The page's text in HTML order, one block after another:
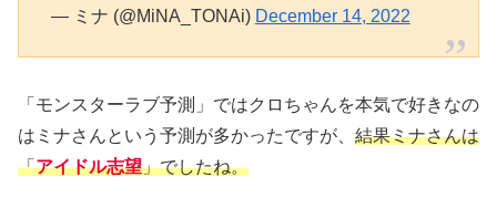
— ミナ (@MiNA_TONAi) December 14, 2022
「モンスターラブ予測」ではクロちゃんを本気で好きなの
はミナさんという予測が多かったですが、 結果ミナさんは
「アイドル志望」でしたね。